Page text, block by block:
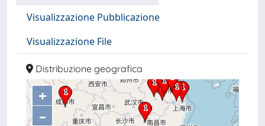
Visualizzazione Pubblicazione
Visualizzazione File
Distribuzione geografica
+
–